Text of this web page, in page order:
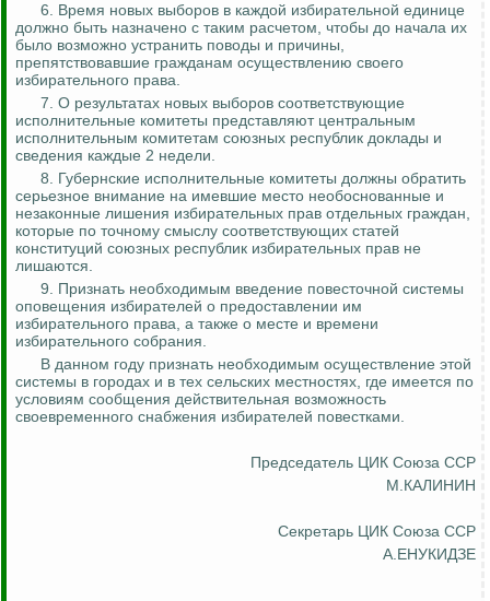
6. Время новых выборов в каждой избирательной единице
должно быть назначено с таким расчетом, чтобы до начала их
было возможно устранить поводы и причины,
препятствовавшие гражданам осуществлению своего
избирательного права.
7. О результатах новых выборов соответствующие
исполнительные комитеты представляют центральным
исполнительным комитетам союзных республик доклады и
сведения каждые 2 недели.
8. Губернские исполнительные комитеты должны обратить
серьезное внимание на имевшие место необоснованные и
незаконные лишения избирательных прав отдельных граждан,
которые по точному смыслу соответствующих статей
конституций союзных республик избирательных прав не
лишаются.
9. Признать необходимым введение повесточной системы
оповещения избирателей о предоставлении им
избирательного права, а также о месте и времени
избирательного собрания.
В данном году признать необходимым осуществление этой
системы в городах и в тех сельских местностях, где имеется по
условиям сообщения действительная возможность
своевременного снабжения избирателей повестками.
Председатель ЦИК Союза ССР
М.КАЛИНИН
Секретарь ЦИК Союза ССР
А.ЕНУКИДЗЕ